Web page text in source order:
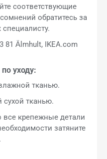
соответствующие
обратитесь за
специалисту.
81 Älmhult, IKEA.com
уходу:
тканью.
сухой тканью.
все крепежные детали
затяните